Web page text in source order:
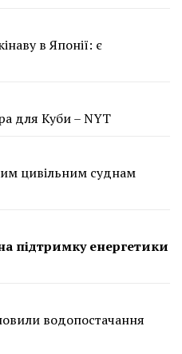
в Японії: є
для Куби – NYT
цивільним суднам
підтримку енергетики
водопостачання